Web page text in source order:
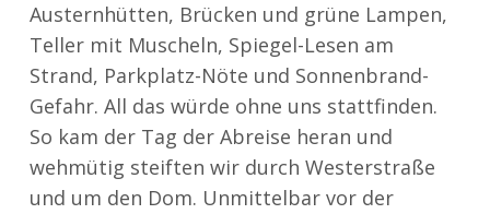
Austernhütten, Brücken und grüne Lampen,
Teller mit Muscheln, Spiegel-Lesen am
Strand, Parkplatz-Nöte und Sonnenbrand-
Gefahr. All das würde ohne uns stattfinden.
So kam der Tag der Abreise heran und
wehmütig steiften wir durch Westerstraße
und um den Dom. Unmittelbar vor der